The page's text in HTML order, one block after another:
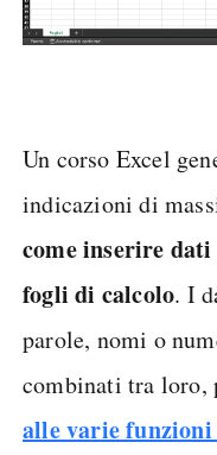
Un corso Excel
indicazioni di
come inserire
fogli di calcolo. I
parole, nomi o
combinati tra loro,
alle varie